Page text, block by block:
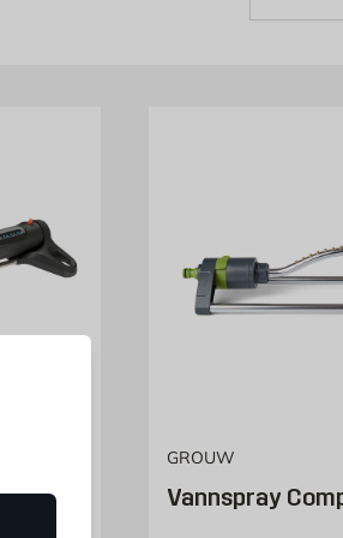
plenen.
Når du skal installere vannsprinklere, må
til slangen og vannet, og deretter
vanning av plen, bed eller
passer perfekt for større flater og for
M
GROUW
Vannspray